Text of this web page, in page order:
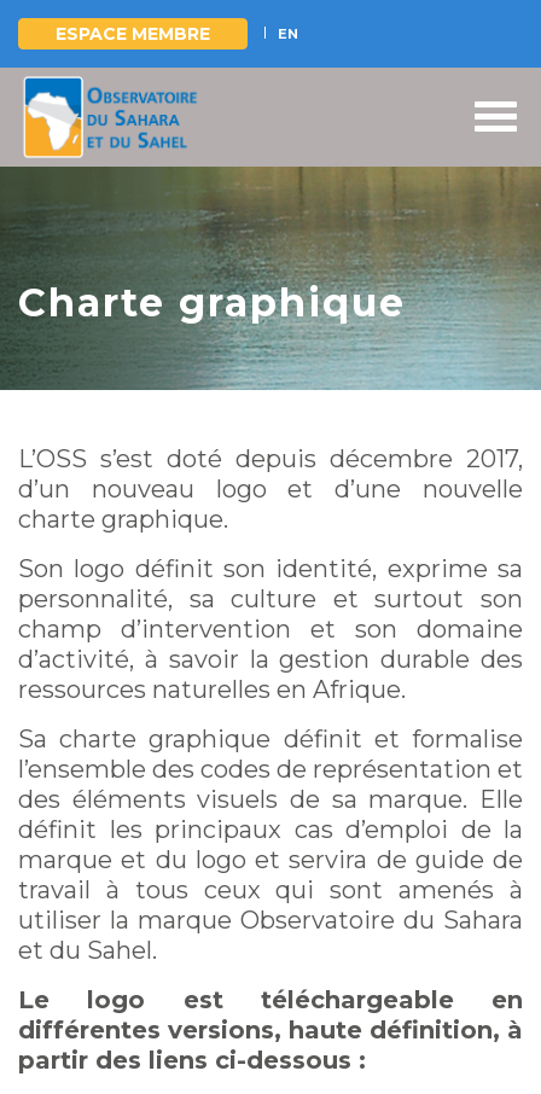
Aller
contenu
principal
ESPACE MEMBRE EN
Charte graphique
L’OSS s’est doté depuis décembre 2017,
d’un nouveau logo et d’une nouvelle
charte graphique.
Son logo définit son identité, exprime sa
personnalité, sa culture et surtout son
champ d’intervention et son domaine
d’activité, à savoir la gestion durable des
ressources naturelles en Afrique.
Sa charte graphique définit et formalise
l’ensemble des codes de représentation et
des éléments visuels de sa marque. Elle
définit les principaux cas d’emploi de la
marque et du logo et servira de guide de
travail à tous ceux qui sont amenés à
utiliser la marque Observatoire du Sahara
et du Sahel.
Le logo est téléchargeable en
différentes versions, haute définition, à
partir des liens ci-dessous :